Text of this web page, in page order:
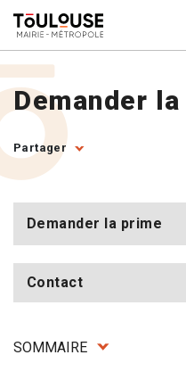
Demander
Partager
Demander la prime
Contact
SOMMAIRE